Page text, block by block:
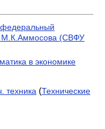
М.К.Аммосова (СВФУ
в экономике
техника (Технические